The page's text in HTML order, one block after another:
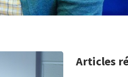
Articles